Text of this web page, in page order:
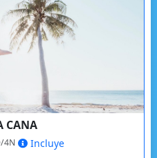
CANA
4N Incluye